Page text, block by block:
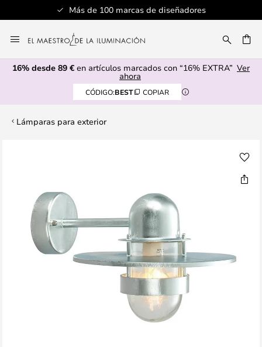
Más de 100 marcas de diseñadores
al
contenido
16% desde 89 € en artículos marcados con “16% EXTRA” Ver
ahora
CÓDIGO:BEST COPIAR
Lámparas para exterior
galería
imágenes